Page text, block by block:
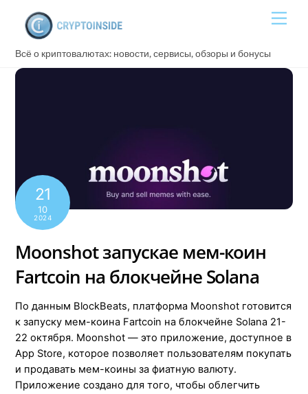
content
Всё о криптовалютах: новости, сервисы, обзоры и бонусы
21
10
2024
Moonshot запускае мем-коин
Fartcoin на блокчейне Solana
По данным BlockBeats, платформа Moonshot готовится
к запуску мем-коина Fartcoin на блокчейне Solana 21-
22 октября. Moonshot — это приложение, доступное в
App Store, которое позволяет пользователям покупать
и продавать мем-коины за фиатную валюту.
Приложение создано для того, чтобы облегчить